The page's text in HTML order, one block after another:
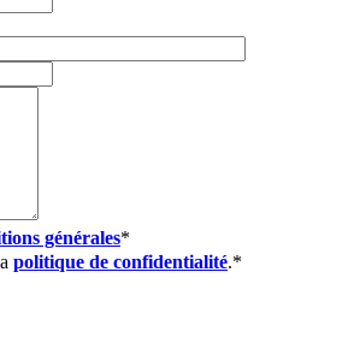
générales*
politique de confidentialité.*